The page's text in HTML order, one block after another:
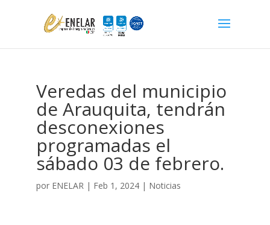
Veredas del municipio
de Arauquita, tendrán
desconexiones
programadas el
sábado 03 de febrero.
por ENELAR| Feb 1, 2024| Noticias